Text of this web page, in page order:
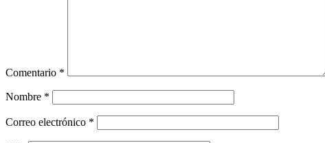
Comentario *
Nombre *
Correo electrónico *